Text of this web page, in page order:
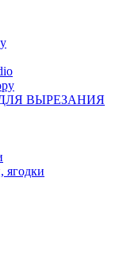
ВЫРЕЗАНИЯ
ягодки